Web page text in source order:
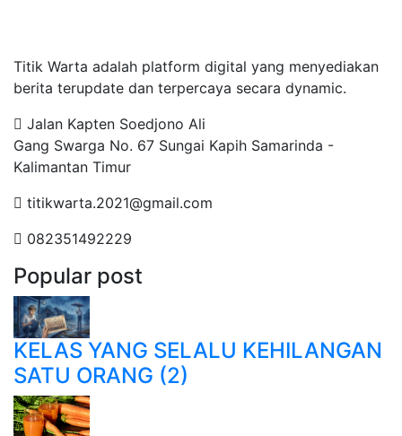
Titik Warta adalah platform digital yang menyediakan
berita terupdate dan terpercaya secara dynamic.
Jalan Kapten Soedjono Ali
Gang Swarga No. 67 Sungai Kapih Samarinda -
Kalimantan Timur
titikwarta.2021@gmail.com
082351492229
Popular post
KELAS YANG SELALU KEHILANGAN
SATU ORANG (2)